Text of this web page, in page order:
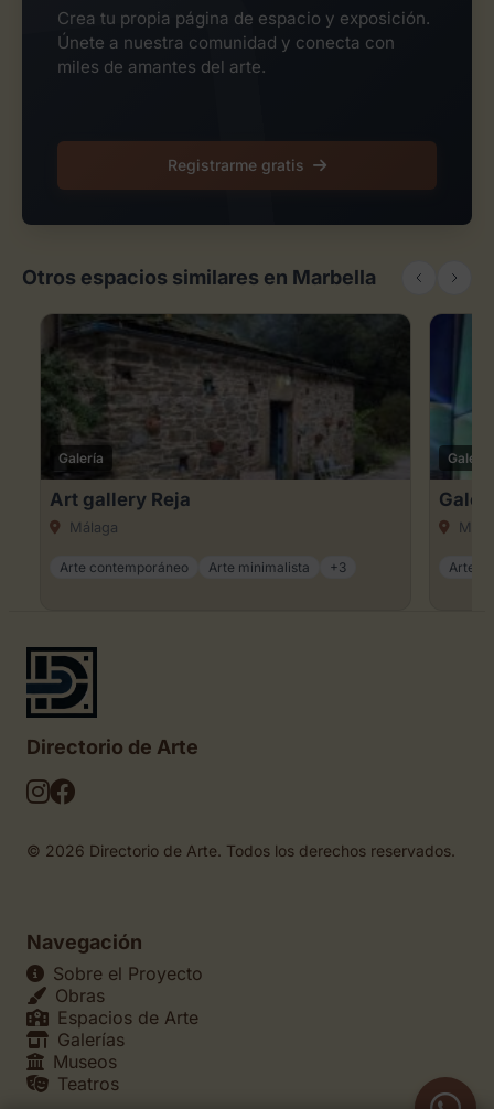
Crea tu propia página de espacio y exposición.
Únete a nuestra comunidad y conecta con
miles de amantes del arte.
Registrarme gratis
Otros espacios similares en Marbella
Galería
Art gallery Reja
Málaga
Arte contemporáneo Arte minimalista +3
Galería
Arte
Directorio de Arte
© 2026 Directorio de Arte. Todos los derechos reservados.
Navegación
Sobre el Proyecto
Obras
Espacios de Arte
Galerías
Museos
Teatros